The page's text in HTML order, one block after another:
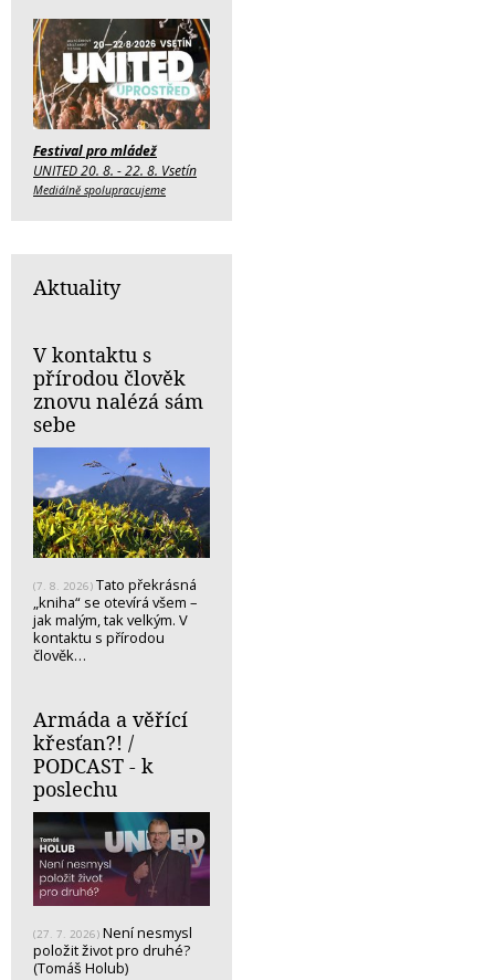
Festival pro mládež
UNITED 20. 8. - 22. 8. Vsetín
Mediálně spolupracujeme
Aktuality
V kontaktu s
přírodou člověk
znovu nalézá sám
sebe
(7. 8. 2026) Tato překrásná
„kniha“ se otevírá všem –
jak malým, tak velkým. V
kontaktu s přírodou
člověk…
Armáda a věřící
křesťan?! /
PODCAST - k
poslechu
(27. 7. 2026) Není nesmysl
položit život pro druhé?
(Tomáš Holub)